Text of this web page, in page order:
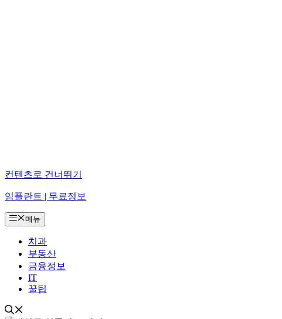
컨텐츠로 건너뛰기
임플란트 | 무료정보
메뉴
치과
부동산
금융정보
IT
꿀팁